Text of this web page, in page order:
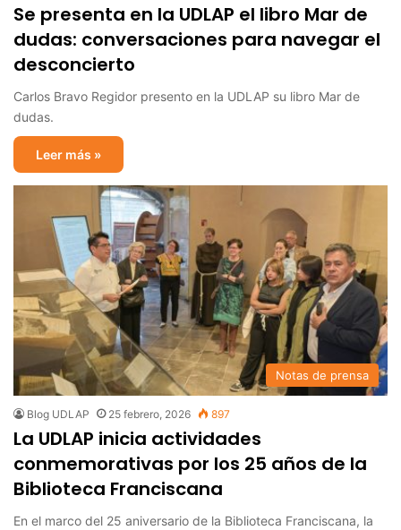
Se presenta en la UDLAP el libro Mar de
dudas: conversaciones para navegar el
desconcierto
Carlos Bravo Regidor presento en la UDLAP su libro Mar de
dudas.
Leer más »
Notas de prensa
Blog UDLAP 25 febrero, 2026 897
La UDLAP inicia actividades
conmemorativas por los 25 años de la
Biblioteca Franciscana
En el marco del 25 aniversario de la Biblioteca Franciscana, la